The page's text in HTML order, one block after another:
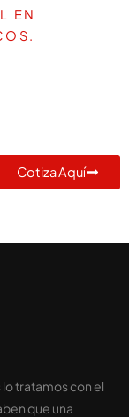
EN
Cotiza Aquí
tratamos con el
que una